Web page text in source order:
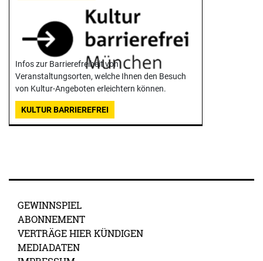
Infos zur Barrierefreiheit von
Veranstaltungsorten, welche Ihnen den Besuch
von Kultur-Angeboten erleichtern können.
KULTUR BARRIEREFREI
GEWINNSPIEL
ABONNEMENT
VERTRÄGE HIER KÜNDIGEN
MEDIADATEN